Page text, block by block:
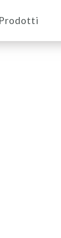
Prodotti